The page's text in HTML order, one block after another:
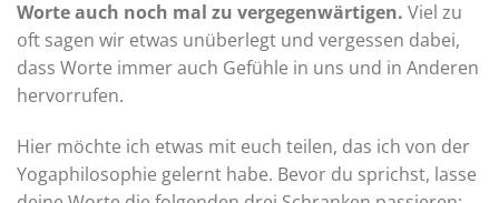
Worte auch noch mal zu vergegenwärtigen. Viel zu
oft sagen wir etwas unüberlegt und vergessen dabei,
dass Worte immer auch Gefühle in uns und in Anderen
hervorrufen.
Hier möchte ich etwas mit euch teilen, das ich von der
Yogaphilosophie gelernt habe. Bevor du sprichst, lasse